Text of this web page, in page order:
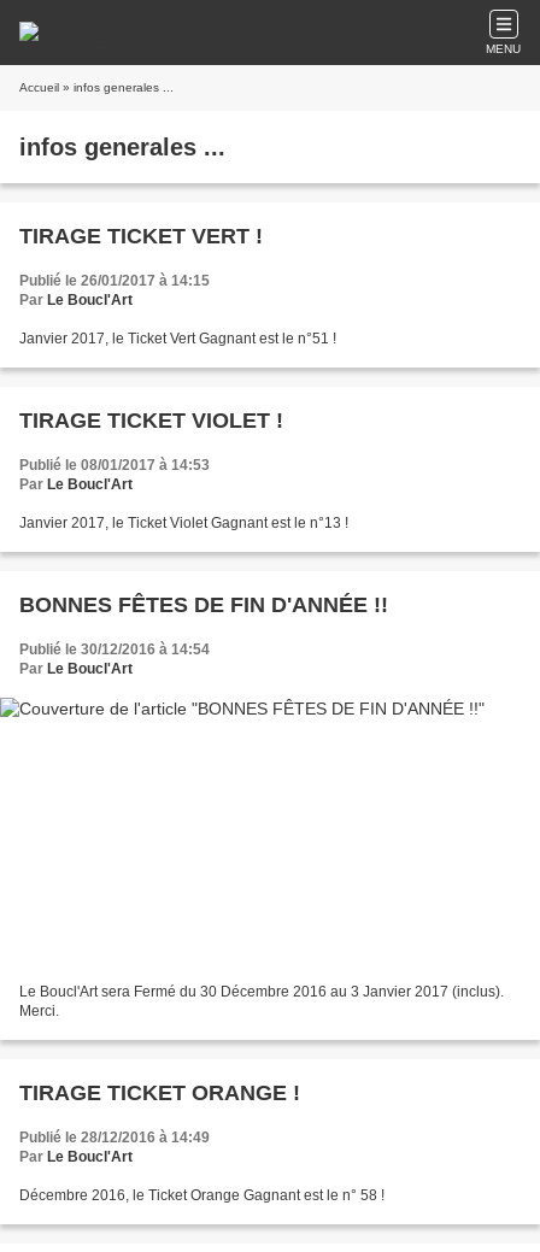
MENU
Accueil » infos generales ...
infos generales ...
TIRAGE TICKET VERT !
Publié le 26/01/2017 à 14:15
Par Le Boucl'Art
Janvier 2017, le Ticket Vert Gagnant est le n°51 !
TIRAGE TICKET VIOLET !
Publié le 08/01/2017 à 14:53
Par Le Boucl'Art
Janvier 2017, le Ticket Violet Gagnant est le n°13 !
BONNES FÊTES DE FIN D'ANNÉE !!
Publié le 30/12/2016 à 14:54
Par Le Boucl'Art
Le Boucl'Art sera Fermé du 30 Décembre 2016 au 3 Janvier 2017 (inclus).
Merci.
TIRAGE TICKET ORANGE !
Publié le 28/12/2016 à 14:49
Par Le Boucl'Art
Décembre 2016, le Ticket Orange Gagnant est le n° 58 !